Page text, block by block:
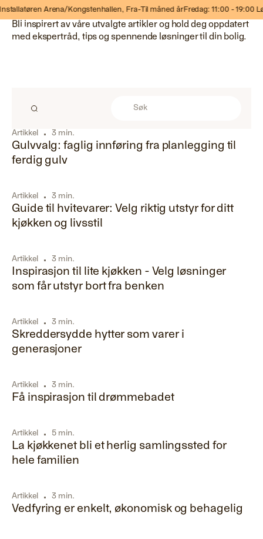
Arena/Kongstenhallen,Fra-Til måned årFredag: 11:00 - 19:00
Bli inspirert av våre artikler
Bli inspirert av våre utvalgte artikler og hold deg oppdatert
med ekspertråd, tips og spennende løsninger til din bolig.
Artikkel 3 min.
Gulvvalg: faglig innføring fra planlegging til
ferdig gulv
Artikkel 3 min.
Guide til hvitevarer: Velg riktig utstyr for ditt
kjøkken og livsstil
Artikkel 3 min.
Inspirasjon til lite kjøkken - Velg løsninger
som får utstyr bort fra benken
Artikkel 3 min.
Skreddersydde hytter som varer i
generasjoner
Artikkel 3 min.
Få inspirasjon til drømmebadet
Artikkel 5 min.
La kjøkkenet bli et herlig samlingssted for
hele familien
Artikkel 3 min.
Vedfyring er enkelt, økonomisk og behagelig